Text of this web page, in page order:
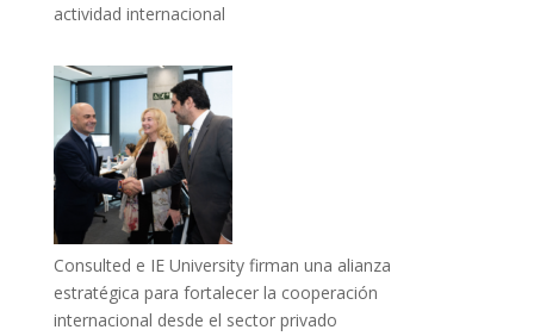
actividad internacional
Consulted e IE University firman una alianza
estratégica para fortalecer la cooperación
internacional desde el sector privado